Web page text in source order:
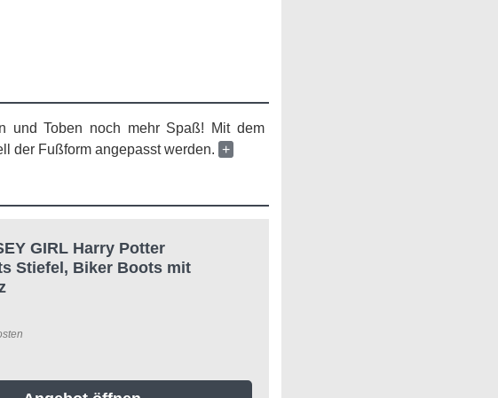
und Toben noch mehr Spaß! Mit dem
der Fußform angepasst werden. +
GIRL Harry Potter
Stiefel, Biker Boots mit